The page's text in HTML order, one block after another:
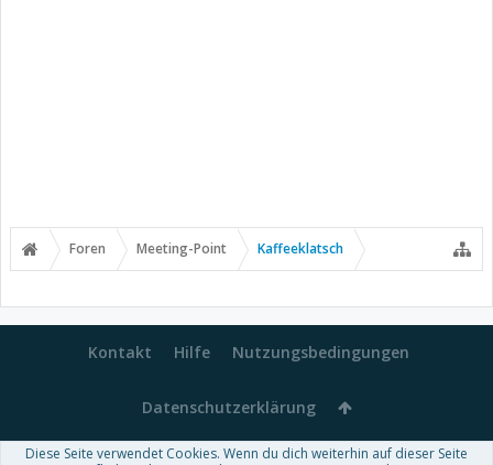
Foren Meeting-Point Kaffeeklatsch
Kontakt Hilfe Nutzungsbedingungen
Datenschutzerklärung
Diese Seite verwendet Cookies. Wenn du dich weiterhin auf dieser Seite